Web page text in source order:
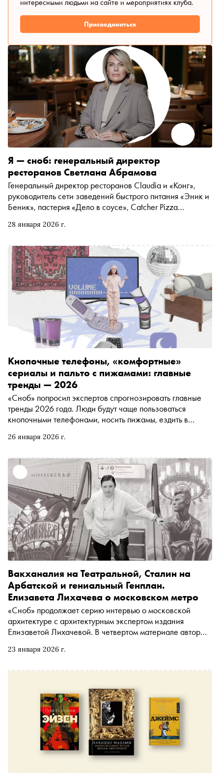
интересными людьми на сайте и мероприятиях клуба.
Присоединиться
28 января 2026 г.
Я — сноб: генеральный директор
ресторанов Светлана Абрамова
Генеральный директор ресторанов Claudia и «Конг»,
руководитель сети заведений быстрого питания «Эник и
Беник», пастерия «Дело в соусе», Catcher Pizza
бизнеса в 2026 году, новых проектах за пределами ТТК
технический персонал и линейных поваров
26 января 2026 г.
Кнопочные телефоны, «комфортные»
сериалы и пальто с пижамами: главные
тренды — 2026
«Сноб» попросил экспертов спрогнозировать главные
тренды 2026 года. Люди будут чаще пользоваться
кнопочными телефонами, носить пижамы, ездить в
смотреть новые лирические комедии в стиле Георгия
материале «Сноба»
23 января 2026 г.
Вакханалия на Театральной, Сталин на
Арбатской и гениальный Генплан.
Елизавета Лихачева о московском метро
«Сноб» продолжает серию интервью о московской
архитектуре с архитектурным экспертом издания
Елизаветой Лихачевой. В четвертом материале автор
Пушкинского музея о московском метро — от 1930-х до
Соединится ли когда-нибудь желтая ветка? Почему
новое метро строят в чистом поле — и правда ли так
было всегда? Об этом и многом другом — в материале